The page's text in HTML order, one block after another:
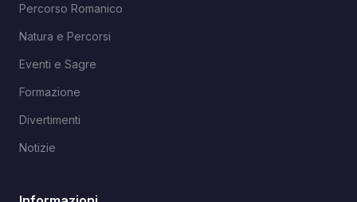
Percorso Romanico
Natura e Percorsi
Eventi e Sagre
Formazione
Divertimenti
Notizie